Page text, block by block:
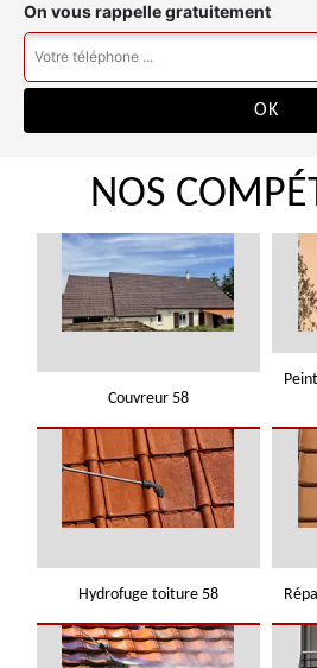
On vous rappelle gratuitement
NOS
Couvreur 58
Hydrofuge toiture 58